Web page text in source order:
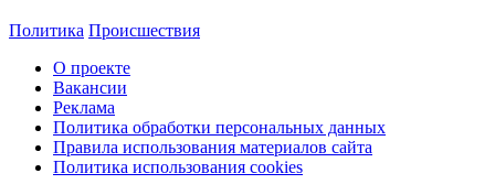
Политика Происшествия
О проекте
Вакансии
Реклама
Политика обработки персональных данных
Правила использования материалов сайта
Политика использования cookies